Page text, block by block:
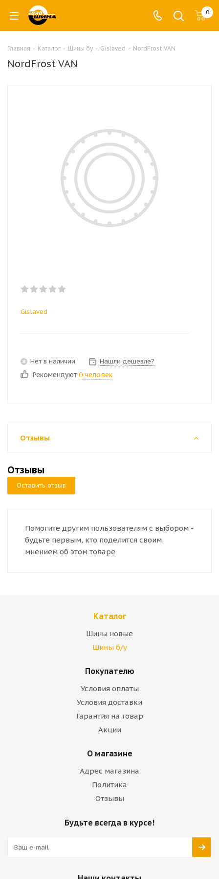
0
Главная - Каталог - Шины бу - Gislaved - NordFrost VAN
NordFrost VAN
Gislaved
Нет в наличии Нашли дешевле?
Рекомендуют 0 человек
Отзывы
Отзывы
Оставить отзыв
Помогите другим пользователям с выбором -
будьте первым, кто поделится своим
мнением об этом товаре
Каталог
Шины новые
Шины б/у
Покупателю
Условия оплаты
Условия доставки
Гарантия на товар
Акции
О магазине
Адрес магазина
Политика
Отзывы
Будьте всегда в курсе!